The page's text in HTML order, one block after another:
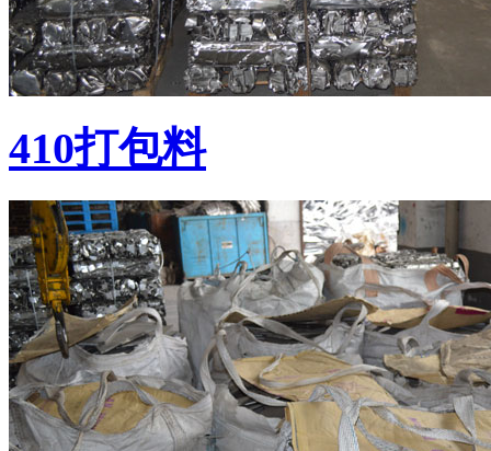
410打包料